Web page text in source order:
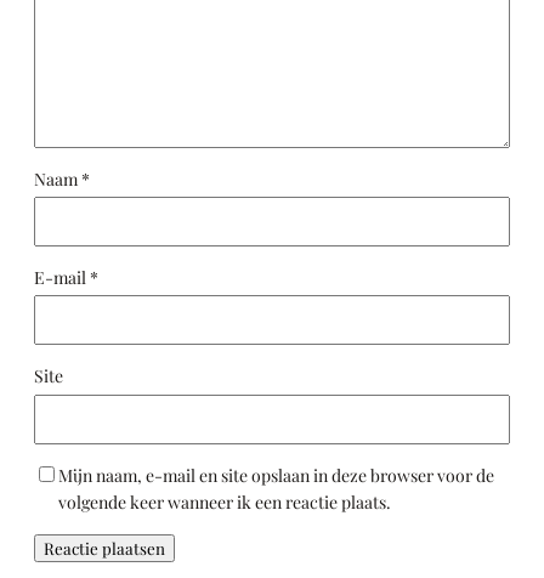
Naam *
E-mail *
Site
Mijn naam, e-mail en site opslaan in deze browser voor de
volgende keer wanneer ik een reactie plaats.